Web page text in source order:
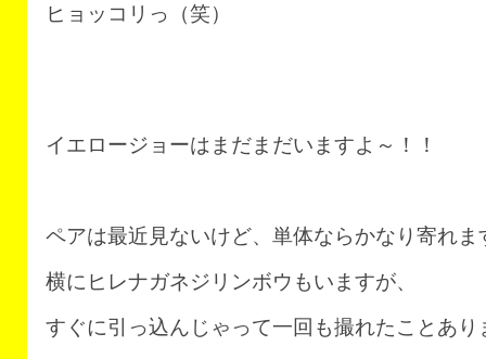
ヒョッコリっ（笑）
イエロージョーはまだまだいますよ～！！
ペアは最近見ないけど、単体ならかなり寄れま
横にヒレナガネジリンボウもいますが、
すぐに引っ込んじゃって一回も撮れたことあり